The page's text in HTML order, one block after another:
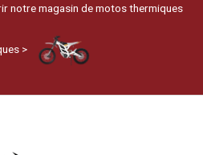
notre magasin de motos thermiques
>